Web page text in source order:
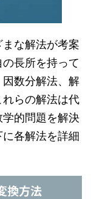
な解法が考案
長所を持って
数分解法、解
らの解法は代
的問題を解決
各解法を詳細
換方法